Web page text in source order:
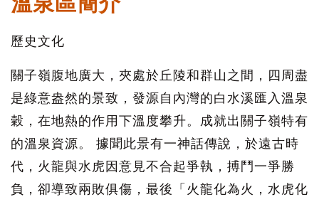
歷史文化
關子嶺腹地廣大，夾處於丘陵和群山之間，四周盡
是綠意盎然的景致，發源自內灣的白水溪匯入溫泉
穀，在地熱的作用下溫度攀升。成就出關子嶺特有
的溫泉資源。 據聞此景有一神話傳說，於遠古時
代，火龍與水虎因意見不合起爭執，搏鬥一爭勝
負，卻導致兩敗俱傷，最後「火龍化為火，水虎化